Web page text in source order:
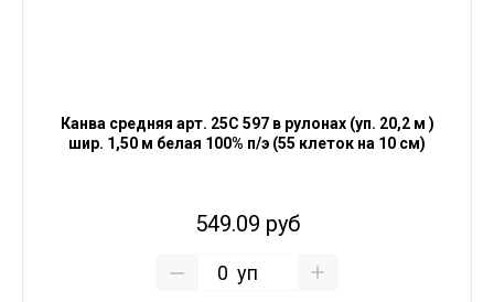
Канва средняя арт. 25С 597 в рулонах (уп. 20,2 м )
шир. 1,50 м белая 100% п/э (55 клеток на 10 см)
549.09 руб
уп